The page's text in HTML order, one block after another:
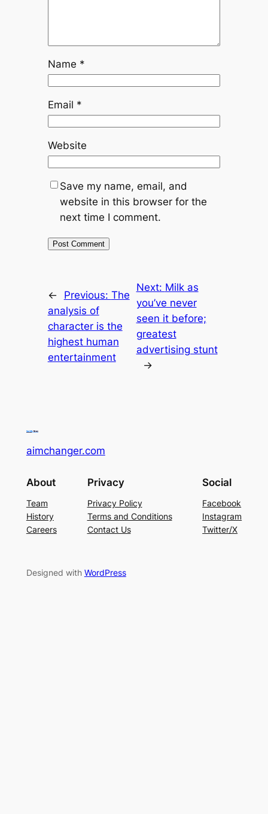
Name *
Email *
Website
Save my name, email, and
website in this browser for the
next time I comment.
← Previous: The
analysis of
character is the
highest human
entertainment
Next: Milk as
you’ve never
seen it before;
greatest
advertising stunt
→
aimchanger.com
About
Team
History
Careers
Privacy
Privacy Policy
Terms and Conditions
Contact Us
Social
Facebook
Instagram
Twitter/X
Designed with WordPress